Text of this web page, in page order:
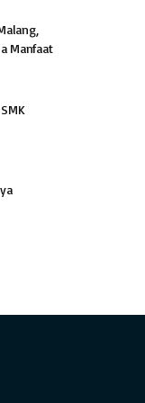
Manfaat